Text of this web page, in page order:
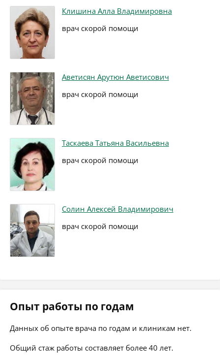
Клишина Алла Владимировна
врач скорой помощи
Аветисян Арутюн Аветисович
врач скорой помощи
Таскаева Татьяна Васильевна
врач скорой помощи
Солин Алексей Владимирович
врач скорой помощи
Опыт работы по годам
Данных об опыте врача по годам и клиникам нет.
Общий стаж работы составляет более 40 лет.